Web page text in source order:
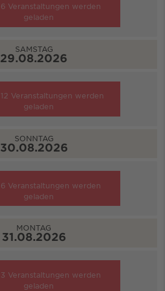
6 Veranstaltungen werden
geladen
SAMSTAG
29.08.2026
12 Veranstaltungen werden
geladen
SONNTAG
30.08.2026
6 Veranstaltungen werden
geladen
MONTAG
31.08.2026
3 Veranstaltungen werden
geladen